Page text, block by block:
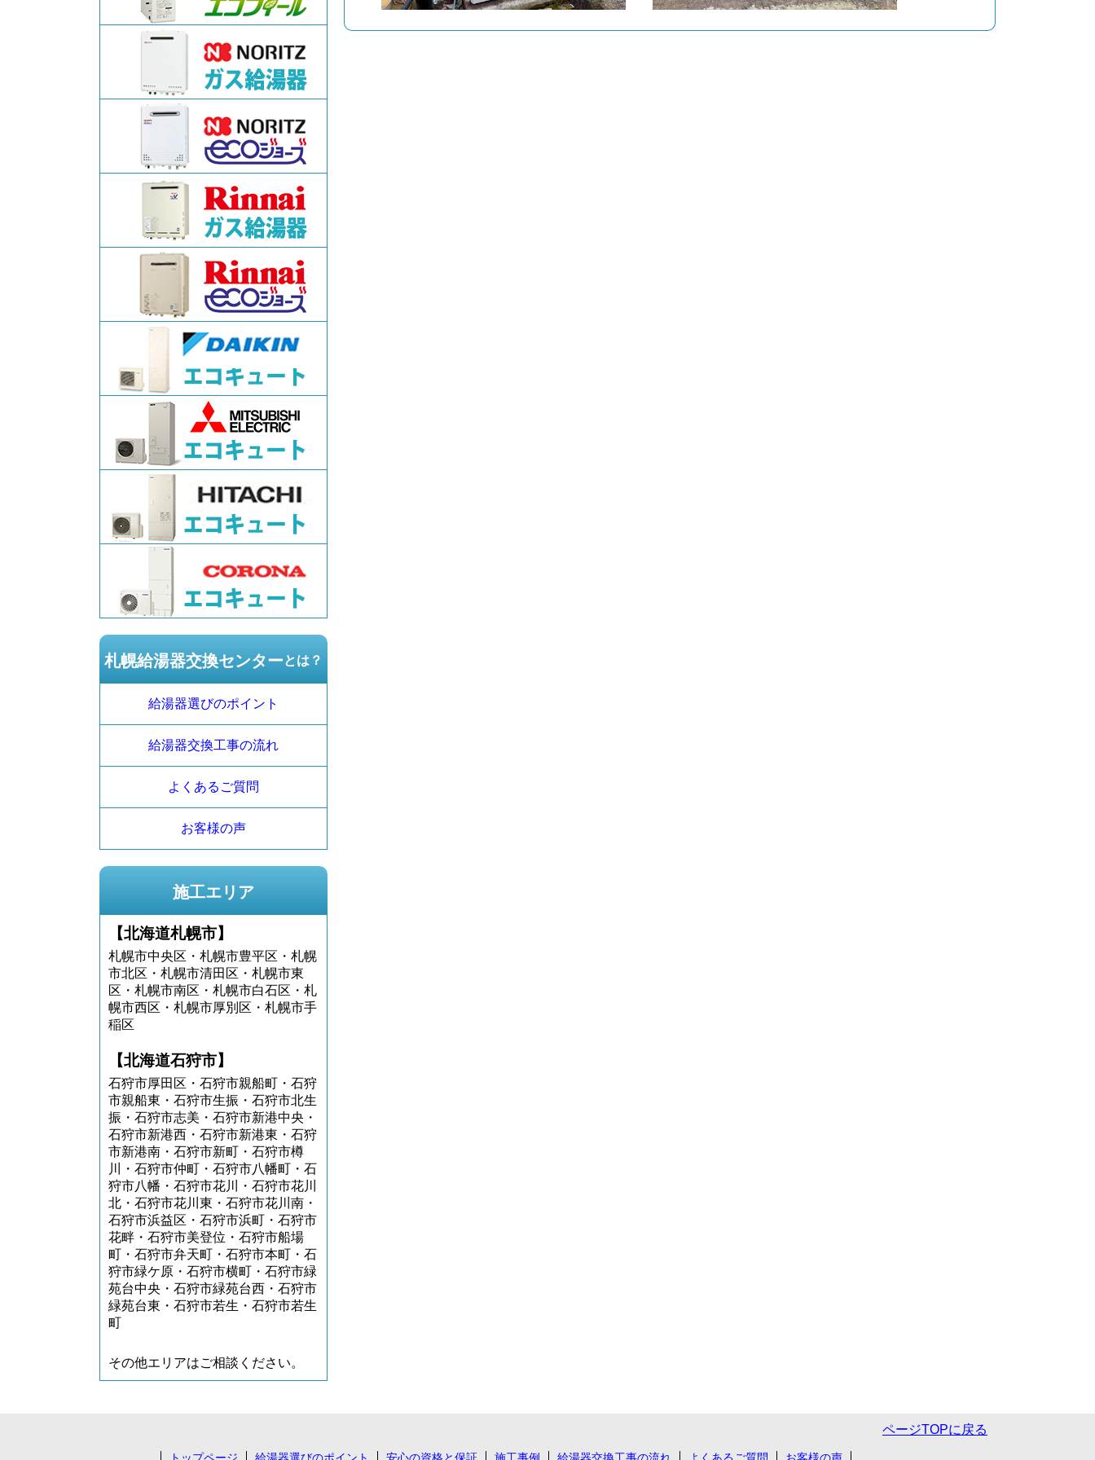
札幌給湯器交換センターとは？
給湯器選びのポイント
給湯器交換工事の流れ
よくあるご質問
お客様の声
施工エリア
【北海道札幌市】
札幌市中央区・札幌市豊平区・札幌
市北区・札幌市清田区・札幌市東
区・札幌市南区・札幌市白石区・札
幌市西区・札幌市厚別区・札幌市手
稲区
【北海道石狩市】
石狩市厚田区・石狩市親船町・石狩
市親船東・石狩市生振・石狩市北生
振・石狩市志美・石狩市新港中央・
石狩市新港西・石狩市新港東・石狩
市新港南・石狩市新町・石狩市樽
川・石狩市仲町・石狩市八幡町・石
狩市八幡・石狩市花川・石狩市花川
北・石狩市花川東・石狩市花川南・
石狩市浜益区・石狩市浜町・石狩市
花畔・石狩市美登位・石狩市船場
町・石狩市弁天町・石狩市本町・石
狩市緑ケ原・石狩市横町・石狩市緑
苑台中央・石狩市緑苑台西・石狩市
緑苑台東・石狩市若生・石狩市若生
町
その他エリアはご相談ください。
ページTOPに戻る